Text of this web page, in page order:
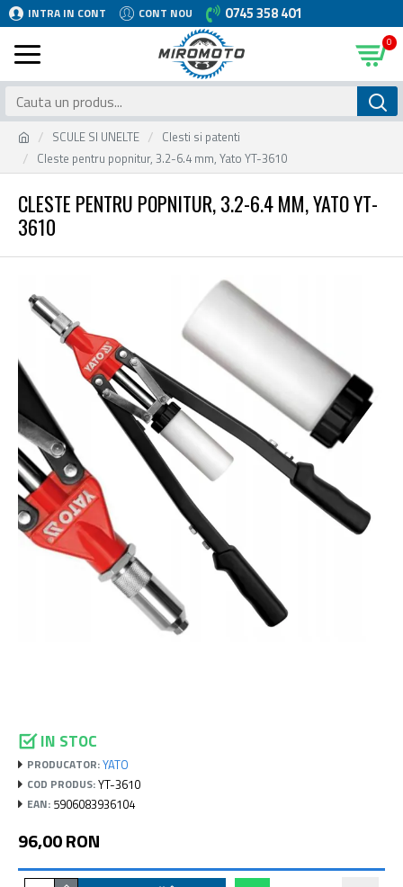
INTRA IN CONT CONT NOU 0745 358 401
0
SCULE SI UNELTE
Clesti si patenti
Cleste pentru popnitur, 3.2-6.4 mm, Yato YT-3610
CLESTE PENTRU POPNITUR, 3.2-6.4 MM, YATO YT-
3610
IN STOC
PRODUCATOR:YATO
COD PRODUS:YT-3610
EAN: 5906083936104
96,00 RON